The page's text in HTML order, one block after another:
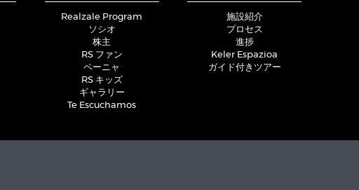
Realzale Program
ソシオ
株主
RS ファン
ペーニャ
RS キッズ
ギャラリー
Te Escuchamos
施設紹介
プロセス
進捗
Keler Espazioa
ガイド付きツアー